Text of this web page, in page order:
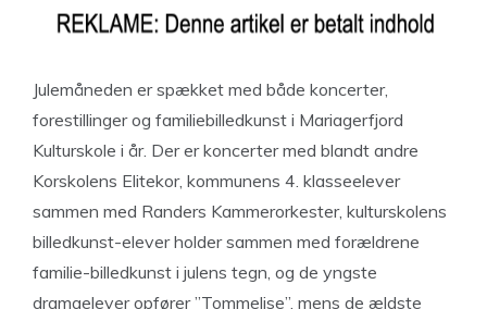
Julemåneden er spækket med både koncerter,
forestillinger og familiebilledkunst i Mariagerfjord
Kulturskole i år. Der er koncerter med blandt andre
Korskolens Elitekor, kommunens 4. klasseelever
sammen med Randers Kammerorkester, kulturskolens
billedkunst-elever holder sammen med forældrene
familie-billedkunst i julens tegn, og de yngste
dramaelever opfører ”Tommelise”, mens de ældste